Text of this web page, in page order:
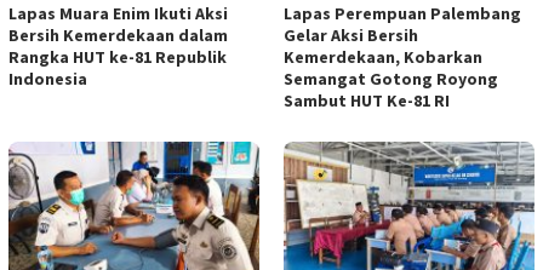
Lapas Muara Enim Ikuti Aksi
Bersih Kemerdekaan dalam
Rangka HUT ke-81 Republik
Indonesia
Lapas Perempuan Palembang
Gelar Aksi Bersih
Kemerdekaan, Kobarkan
Semangat Gotong Royong
Sambut HUT Ke-81 RI